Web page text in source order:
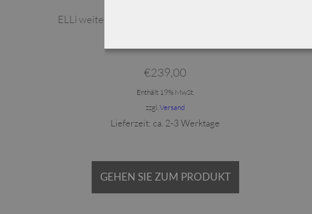
ELLi weite Marlene-Hose / Druck / Viskose / 330-
€239,00
Enthält 19% MwSt.
zzgl.Versand
Lieferzeit: ca. 2-3 Werktage
GEHEN SIE ZUM PRODUKT